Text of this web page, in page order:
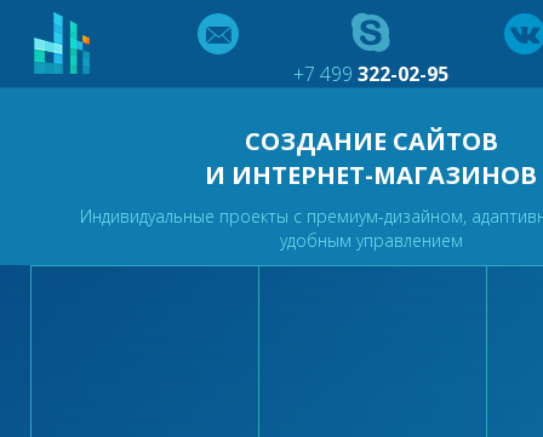
+7 499322-02-95
СОЗДАНИЕ САЙТОВ
И ИНТЕРНЕТ-МАГАЗИНОВ
Индивидуальные проекты с премиум-дизайном,
удобным управлением